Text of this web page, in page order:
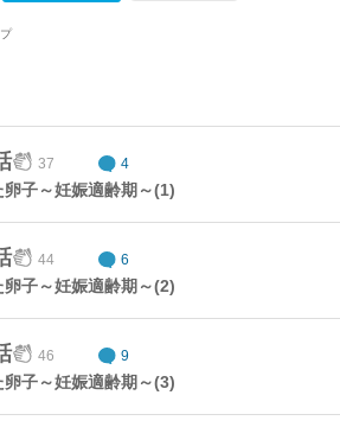
37 4
卵子～妊娠適齢期～(1)
44 6
卵子～妊娠適齢期～(2)
46 9
卵子～妊娠適齢期～(3)